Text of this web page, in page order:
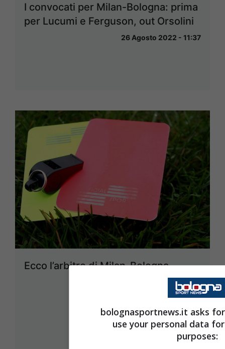
I convocati per Milan-Bologna: prima
per Lucumi e Ferguson, out Orsolini
26 Agosto 2022 - 11:37
Ecco l’arbitro di Milan-Bologna
24 Agosto 2022 - 14:25
bolognasportnews.it asks
use your personal data
purposes: